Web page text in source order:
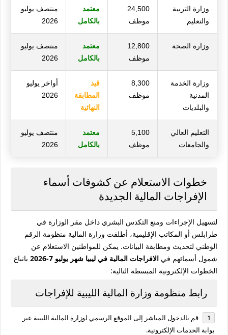
وزارة التربية
والتعليم
24,500
موظف
معتمد
بالكامل
منتصف يوليو
2026
وزارة الصحة
12,800
موظف
معتمد
بالكامل
منتصف يوليو
2026
وزارة الخدمة
المدنية
والبلديات
8,300
موظف
قيد
المطابقة
النهائية
أواخر يوليو
2026
التعليم العالي
والجامعات
5,100
موظف
معتمد
بالكامل
منتصف يوليو
2026
خطوات الاستعلام عن كشوفات أسماء
الإفراجات المالية الجديدة
لتسهيل الإجراءات ومنع التكدس البشري داخل مقر الوزارة في
طرابلس أو المكاتب الإقليمية، أطلقت وزارة المالية منظومة الرقم
الوطني لتحديث ومطابقة البيانات. يمكن للمواطنين الاستعلام عن
شمول أسمائهم في الافراجات المالية في ليبيا شهر يوليو 7-2026
باتباع
الخطوات الإلكترونية المبسطة التالية:
رابط منظومة وزارة المالية الليبية للإفراجات
قم بالدخول المباشر إلى الموقع الرسمي لوزارة المالية الليبية عبر
بوابة الخدمات الإلكترونية.